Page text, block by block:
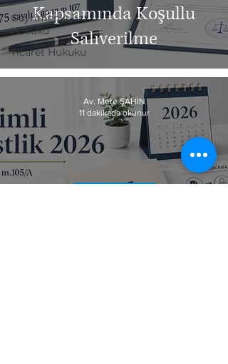
Gayrimenkul
Hukuku
Ticaret Hukuku
Kapsamında Koşullu
Salıverilme
Av. Mete ŞAHİN
11 dakikada okunur